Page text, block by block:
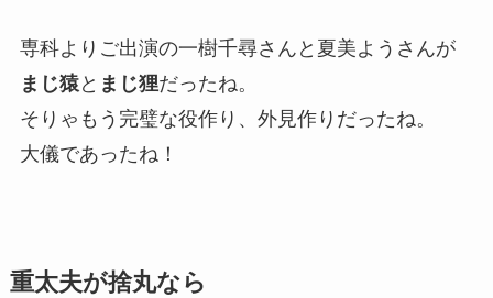
専科よりご出演の一樹千尋さんと夏美ようさんが
まじ猿と まじ狸だったね。
そりゃもう完璧な役作り、外見作りだったね。
大儀であったね！
重太夫が捨丸なら